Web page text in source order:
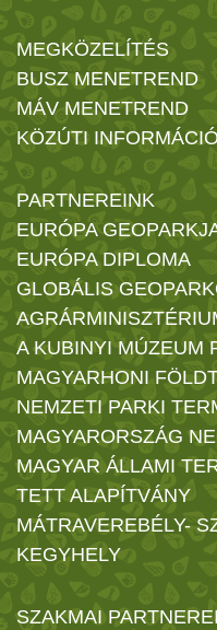
MEGKÖZELÍTÉS
BUSZ MENETREND
MÁV MENETREND
KÖZÚTI
PARTNEREINK
EURÓPA
EURÓPA DIPLOMA
GLOBÁLIS
A KUBINYI MÚZEUM
MAGYARHONI
NEMZETI PARKI
MAGYARORSZÁG
MAGYAR ÁLLAMI
TETT ALAPÍTVÁNY
MÁTRAVEREBÉLY-
KEGYHELY
SZAKMAI